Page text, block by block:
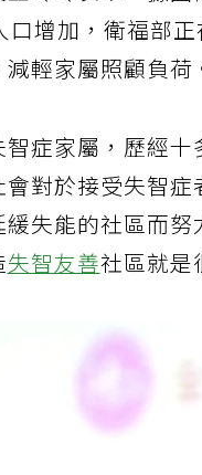
玲玲表示，據
增加，衛福部
輕家屬照顧負荷。
症家屬，歷經
對於接受失智
失能的社區而
失智友善社區就是